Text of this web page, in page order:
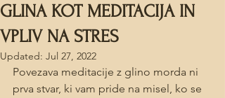
GLINA KOT MEDITACIJA IN
VPLIV NA STRES
Updated: Jul 27, 2022
Povezava meditacije z glino morda ni
prva stvar, ki vam pride na misel, ko se